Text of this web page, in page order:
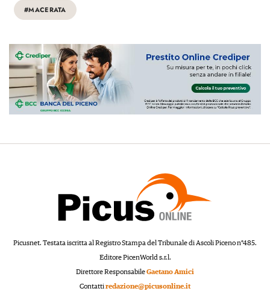
#MACERATA
Picusnet. Testata iscritta al Registro Stampa del Tribunale di Ascoli Piceno n°485.
Editore PicenWorld s.r.l.
Direttore ResponsabileGaetano Amici
Contattiredazione@picusonline.it